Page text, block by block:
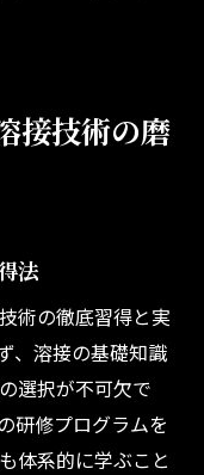
接技術の磨
法
術の徹底習得と実
、溶接の基礎知識
選択が不可欠で
研修プログラムを
体系的に学ぶこと